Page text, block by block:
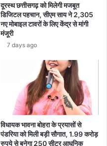
दूरस्थ छत्तीसगढ़ को मिलेगी मजबूत
डिजिटल पहचान, सीएम साय ने 2,305
नए मोबाइल टावरों के लिए केंद्र से मांगी
मंजूरी
7 days ago
विधायक भावना बोहरा के प्रयासों से
पंडरिया को मिली बड़ी सौगात, 1.99 करोड़
रुपये से बनेगा 250 सीटर आधुनिक